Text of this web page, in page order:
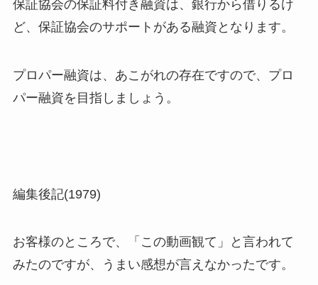
保証協会の保証料付き融資は、銀行から借りるけ
ど、保証協会のサポートがある融資となります。
プロパー融資は、あこがれの存在ですので、プロ
パー融資を目指しましょう。
編集後記(1979)
お客様のところで、「この動画観て」と言われて
みたのですが、うまい感想が言えなかったです。